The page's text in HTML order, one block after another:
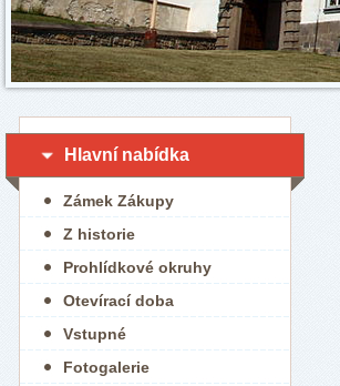
Hlavní nabídka
Zámek Zákupy
Z historie
Prohlídkové okruhy
Otevírací doba
Vstupné
Fotogalerie